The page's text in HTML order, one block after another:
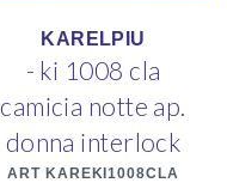
KARELPIU
- ki 1008 cla
camicia notte ap.
donna interlock
ART KAREKI1008CLA